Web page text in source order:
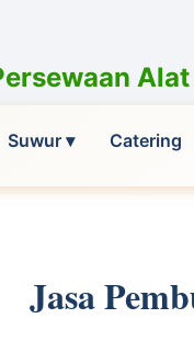
Suwur ▾ Catering
Jasa